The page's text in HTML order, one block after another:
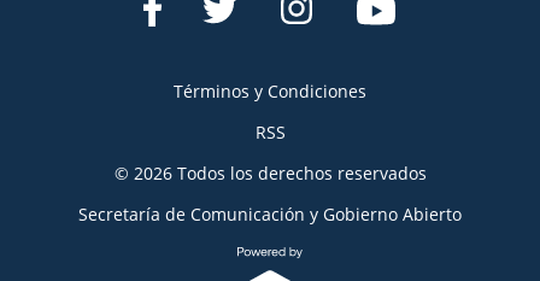
Términos y Condiciones
RSS
© 2026 Todos los derechos reservados
Secretaría de Comunicación y Gobierno Abierto